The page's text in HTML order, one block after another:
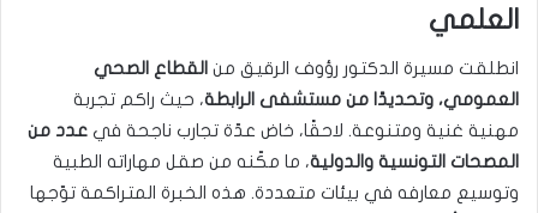
العلمي
انطلقت مسيرة الدكتور رؤوف الرقيق من القطاع الصحي
العمومي، وتحديدًا من مستشفى الرابطة، حيث راكم تجربة
مهنية غنية ومتنوعة. لاحقًا، خاض عدّة تجارب ناجحة في عدد من
المصحات التونسية والدولية، ما مكّنه من صقل مهاراته الطبية
وتوسيع معارفه في بيئات متعددة. هذه الخبرة المتراكمة توّجها